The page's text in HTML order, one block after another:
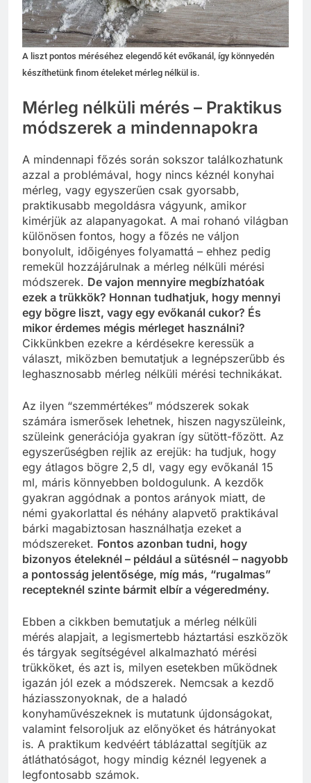
A liszt pontos méréséhez elegendő két evőkanál, így könnyedén
készíthetünk finom ételeket mérleg nélkül is.
Mérleg nélküli mérés – Praktikus
módszerek a mindennapokra
A mindennapi főzés során sokszor találkozhatunk
azzal a problémával, hogy nincs kéznél konyhai
mérleg, vagy egyszerűen csak gyorsabb,
praktikusabb megoldásra vágyunk, amikor
kimérjük az alapanyagokat. A mai rohanó világban
különösen fontos, hogy a főzés ne váljon
bonyolult, időigényes folyamattá – ehhez pedig
remekül hozzájárulnak a mérleg nélküli mérési
módszerek. De vajon mennyire megbízhatóak
ezek a trükkök? Honnan tudhatjuk, hogy mennyi
egy bögre liszt, vagy egy evőkanál cukor? És
mikor érdemes mégis mérleget használni?
Cikkünkben ezekre a kérdésekre keressük a
választ, miközben bemutatjuk a legnépszerűbb és
leghasznosabb mérleg nélküli mérési technikákat.
Az ilyen “szemmértékes” módszerek sokak
számára ismerősek lehetnek, hiszen nagyszüleink,
szüleink generációja gyakran így sütött-főzött. Az
egyszerűségben rejlik az erejük: ha tudjuk, hogy
egy átlagos bögre 2,5 dl, vagy egy evőkanál 15
ml, máris könnyebben boldogulunk. A kezdők
gyakran aggódnak a pontos arányok miatt, de
némi gyakorlattal és néhány alapvető praktikával
bárki magabiztosan használhatja ezeket a
módszereket. Fontos azonban tudni, hogy
bizonyos ételeknél – például a sütésnél – nagyobb
a pontosság jelentősége, míg más, “rugalmas”
recepteknél szinte bármit elbír a végeredmény.
Ebben a cikkben bemutatjuk a mérleg nélküli
mérés alapjait, a legismertebb háztartási eszközök
és tárgyak segítségével alkalmazható mérési
trükköket, és azt is, milyen esetekben működnek
igazán jól ezek a módszerek. Nemcsak a kezdő
háziasszonyoknak, de a haladó
konyhaművészeknek is mutatunk újdonságokat,
valamint felsoroljuk az előnyöket és hátrányokat
is. A praktikum kedvéért táblázattal segítjük az
átláthatóságot, hogy mindig kéznél legyenek a
legfontosabb számok.